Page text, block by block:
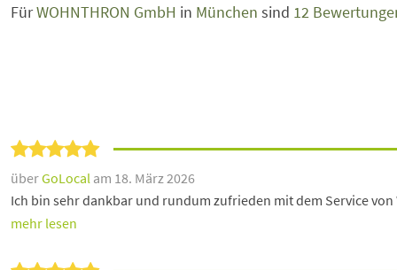
FürWOHNTHRON GmbH in München sind 12
überGoLocal am 18. März 2026
Ich bin sehr dankbar und rundum zufrieden mit dem Service von
mehr lesen